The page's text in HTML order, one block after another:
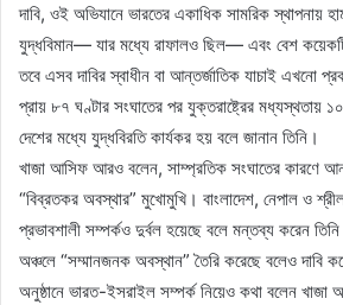
দাবি, ওই অভিযানে ভারতের একাধিক সামরিক স্থাপনায়
যুদ্ধবিমান— যার মধ্যে রাফালও ছিল— এবং বেশ
তবে এসব দাবির স্বাধীন বা আন্তর্জাতিক যাচাই এখনো
প্রায় ৮৭ ঘণ্টার সংঘাতের পর যুক্তরাষ্ট্রের মধ্যস্থতায়
দেশের মধ্যে যুদ্ধবিরতি কার্যকর হয় বলে জানান তিনি।
খাজা আসিফ আরও বলেন, সাম্প্রতিক সংঘাতের কারণে
“বিব্রতকর অবস্থার” মুখোমুখি। বাংলাদেশ, নেপাল ও
প্রভাবশালী সম্পর্কও দুর্বল হয়েছে বলে মন্তব্য করেন
অঞ্চলে “সম্মানজনক অবস্থান” তৈরি করেছে বলেও দাবি
অনুষ্ঠানে ভারত-ইসরাইল সম্পর্ক নিয়েও কথা বলেন